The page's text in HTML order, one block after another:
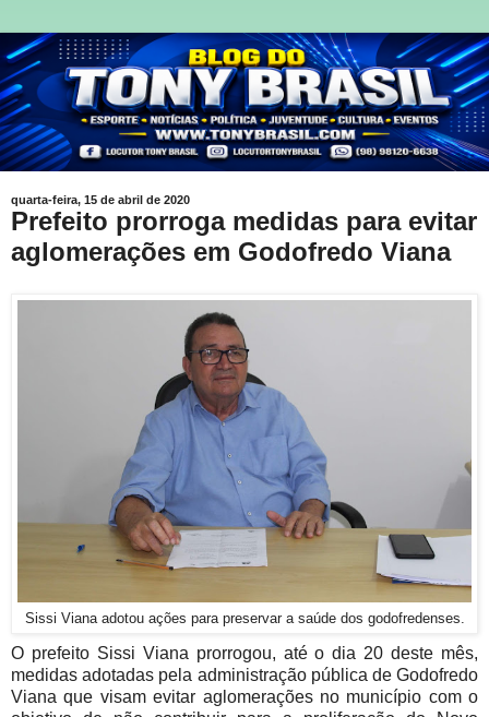
quarta-feira, 15 de abril de 2020
Prefeito prorroga medidas para evitar
aglomerações em Godofredo Viana
Sissi Viana adotou ações para preservar a saúde dos godofredenses.
O prefeito Sissi Viana prorrogou, até o dia 20 deste mês,
medidas adotadas pela administração pública de Godofredo
Viana que visam evitar aglomerações no município com o